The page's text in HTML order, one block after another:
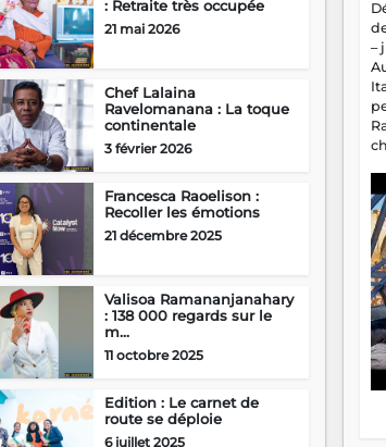
: Retraite très occupée
21 mai 2026
Chef Lalaina
Ravelomanana : La toque
continentale
3 février 2026
Francesca Raoelison :
Recoller les émotions
21 décembre 2025
Valisoa Ramananjanahary
: 138 000 regards sur le
m...
11 octobre 2025
Edition : Le carnet de
route se déploie
6 juillet 2025
–